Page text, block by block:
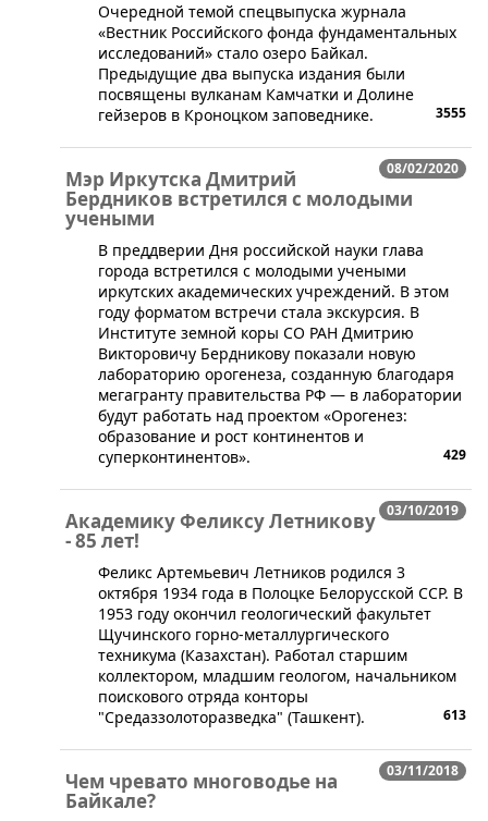
​Очередной темой спецвыпуска журнала
«Вестник Российского фонда фундаментальных
исследований» стало озеро Байкал.
Предыдущие два выпуска издания были
посвящены вулканам Камчатки и Долине
гейзеров в Кроноцком заповеднике.
3555
08/02/2020
Мэр Иркутска Дмитрий
Бердников встретился с молодыми
учеными
В преддверии Дня российской науки глава
города встретился с молодыми учеными
иркутских академических учреждений. В этом
году форматом встречи стала экскурсия. В
Институте земной коры СО РАН Дмитрию
Викторовичу Бердникову показали новую
лабораторию орогенеза, созданную благодаря
мегагранту правительства РФ — в лаборатории
будут работать над проектом «Орогенез:
образование и рост континентов и
суперконтинентов».
429
03/10/2019
Академику Феликсу Летникову
- 85 лет!
​Феликс Артемьевич Летников родился 3
октября 1934 года в Полоцке Белорусской ССР. В
1953 году окончил геологический факультет
Щучинского горно-металлургического
техникума (Казахстан). Работал старшим
коллектором, младшим геологом, начальником
поискового отряда конторы
"Средаззолоторазведка" (Ташкент).
613
03/11/2018
Чем чревато многоводье на
Байкале?